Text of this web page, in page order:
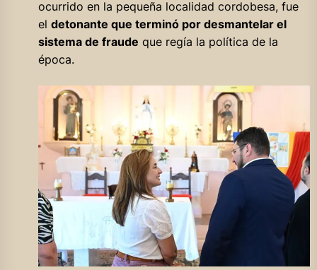
ocurrido en la pequeña localidad cordobesa, fue
el detonante que terminó por desmantelar el
sistema de fraude que regía la política de la
época.